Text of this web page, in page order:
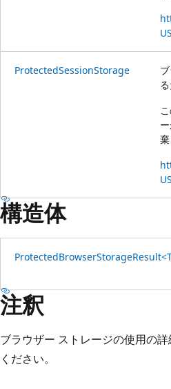
ProtectedSessionStorage
棄
構造体
注釈
ブラウザー ストレージの使用の
ください。